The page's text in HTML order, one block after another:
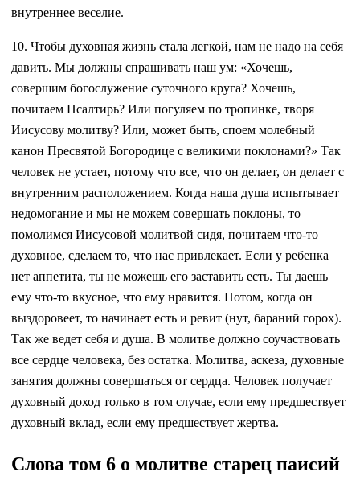
внутреннее веселие.
10. Чтобы духовная жизнь стала легкой, нам не надо на себя
давить. Мы должны спрашивать наш ум: «Хочешь,
совершим богослужение суточного круга? Хочешь,
почитаем Псалтирь? Или погуляем по тропинке, творя
Иисусову молитву? Или, может быть, споем молебный
канон Пресвятой Богородице с великими поклонами?» Так
человек не устает, потому что все, что он делает, он делает с
внутренним расположением. Когда наша душа испытывает
недомогание и мы не можем совершать поклоны, то
помолимся Иисусовой молитвой сидя, почитаем что-то
духовное, сделаем то, что нас привлекает. Если у ребенка
нет аппетита, ты не можешь его заставить есть. Ты даешь
ему что-то вкусное, что ему нравится. Потом, когда он
выздоровеет, то начинает есть и ревит (нут, бараний горох).
Так же ведет себя и душа. В молитве должно соучаствовать
все сердце человека, без остатка. Молитва, аскеза, духовные
занятия должны совершаться от сердца. Человек получает
духовный доход только в том случае, если ему предшествует
духовный вклад, если ему предшествует жертва.
Слова том 6 о молитве старец паисий